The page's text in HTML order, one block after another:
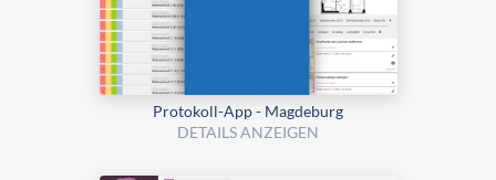
Protokoll-App - Magdeburg
DETAILS ANZEIGEN